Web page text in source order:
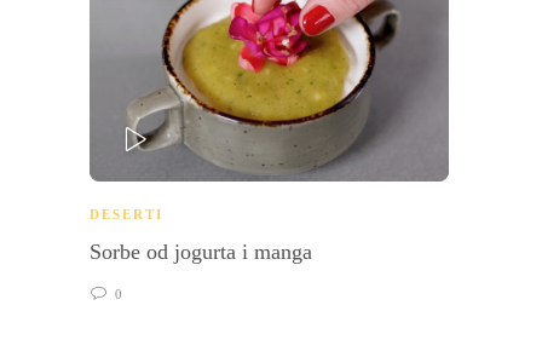
DESERTI
Sorbe od jogurta i manga
0